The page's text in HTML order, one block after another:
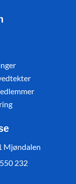
Mjøndalen
232